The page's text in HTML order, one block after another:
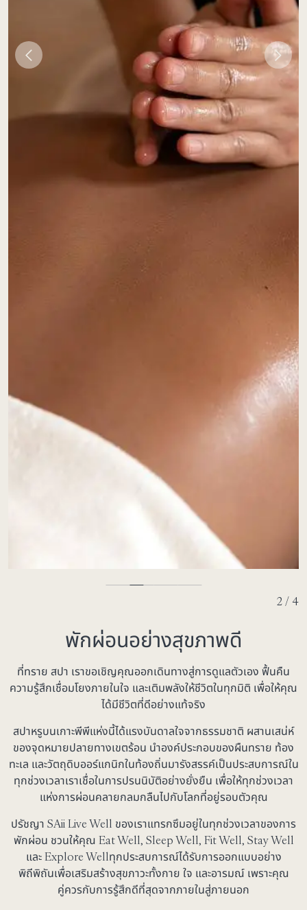
2 / 4
พักผ่อนอย่างสุขภาพดี
ที่ทราย สปา เราขอเชิญคุณออกเดินทางสู่การดูแลตัวเอง ฟื้นคืน
ความรู้สึกเชื่อมโยงภายในใจ และเติมพลังให้ชีวิตในทุกมิติ เพื่อให้คุณ
ได้มีชีวิตที่ดีอย่างแท้จริง
สปาหรูบนเกาะพีพีแห่งนี้ได้แรงบันดาลใจจากธรรมชาติ ผสานเสน่ห์
ของจุดหมายปลายทางเขตร้อน นำองค์ประกอบของผืนทราย ท้อง
ทะเล และวัตถุดิบออร์แกนิกในท้องถิ่นมารังสรรค์เป็นประสบการณ์ใน
ทุกช่วงเวลาเราเชื่อในการปรนนิบัติอย่างยั่งยืน เพื่อให้ทุกช่วงเวลา
แห่งการผ่อนคลายกลมกลืนไปกับโลกที่อยู่รอบตัวคุณ
ปรัชญา SAii Live Well ของเราแทรกซึมอยู่ในทุกช่วงเวลาของการ
พักผ่อน ชวนให้คุณ Eat Well, Sleep Well, Fit Well, Stay Well
และ Explore Wellทุกประสบการณ์ได้รับการออกแบบอย่าง
พิถีพิถันเพื่อเสริมสร้างสุขภาวะทั้งกาย ใจ และอารมณ์ เพราะคุณ
คู่ควรกับการรู้สึกดีที่สุดจากภายในสู่ภายนอก